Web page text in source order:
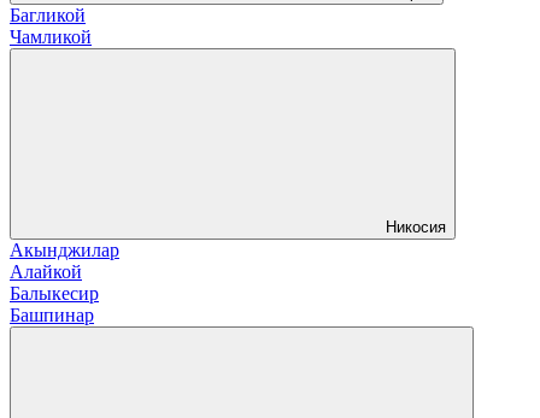
Багликой
Чамликой
Никосия
Акынджилар
Алайкой
Балыкесир
Башпинар